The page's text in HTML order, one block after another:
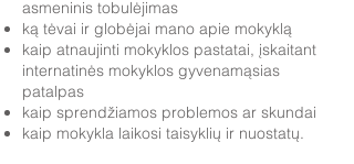
asmeninis tobulėjimas
ką tėvai ir globėjai mano apie mokyklą
kaip atnaujinti mokyklos pastatai, įskaitant
internatinės mokyklos gyvenamąsias
patalpas
kaip sprendžiamos problemos ar skundai
kaip mokykla laikosi taisyklių ir nuostatų.